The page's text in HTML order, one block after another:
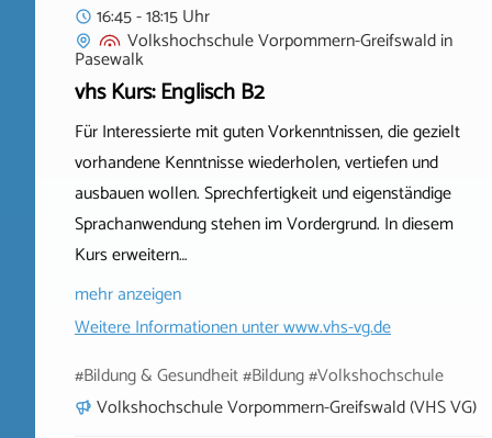
16:45 - 18:15 Uhr
Volkshochschule Vorpommern-Greifswaldin
Pasewalk
vhs Kurs: Englisch B2
Für Interessierte mit guten Vorkenntnissen, die gezielt
vorhandene Kenntnisse wiederholen, vertiefen und
ausbauen wollen. Sprechfertigkeit und eigenständige
Sprachanwendung stehen im Vordergrund. In diesem
Kurs erweitern…
mehr anzeigen
Weitere Informationen unterwww.vhs-vg.de
#Bildung & Gesundheit #Bildung #Volkshochschule
Volkshochschule Vorpommern-Greifswald (VHS VG)